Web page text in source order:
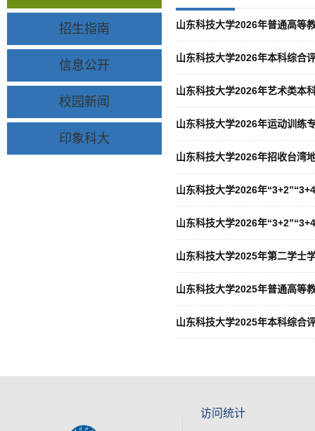
招生指南
信息公开
校园新闻
印象科大
山东科技大学2026年普通高等
山东科技大学2026年本科综合
山东科技大学2026年艺术类本
山东科技大学2026年运动训练
山东科技大学2026年招收台湾
山东科技大学2026年
山东科技大学2026年
山东科技大学2025年第二学士
山东科技大学2025年普通高等
山东科技大学2025年本科综合
访问统计